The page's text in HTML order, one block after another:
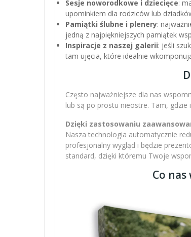
Sesje noworodkowe i dziecięce:
upominkiem dla rodziców lub
Pamiątki ślubne i plenery:
jedną z najpiękniejszych pamiątek
Inspiracje z naszej galerii: jeśli
tam ujęcia, które idealnie
Często najważniejsze dla nas
lub są po prostu nieostre. Tam,
Dzięki zastosowaniu
Nasza technologia automatycznie
profesjonalny wygląd i będzie
standard, dzięki któremu Twoje
Co nas